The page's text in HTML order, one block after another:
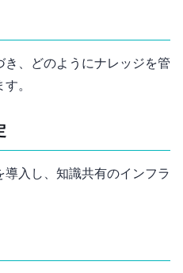
、どのようにナレッジを管
。
導入し、知識共有のインフラ